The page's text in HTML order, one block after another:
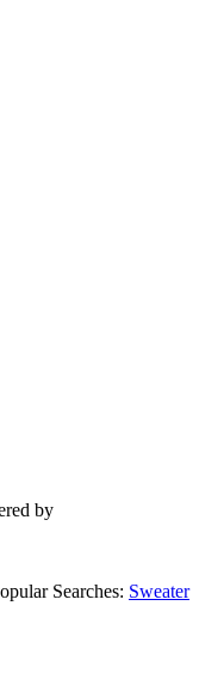
by
Searches: Sweater